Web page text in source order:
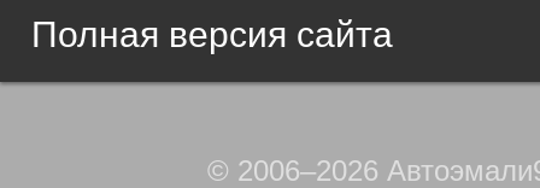
Полная версия сайта
© 2006–2026